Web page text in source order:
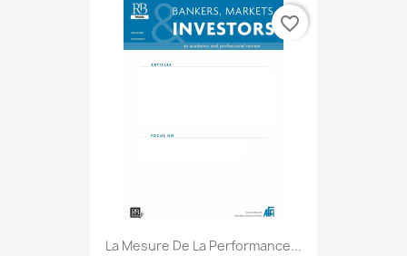
La Mesure De La Performance...
favorite_border